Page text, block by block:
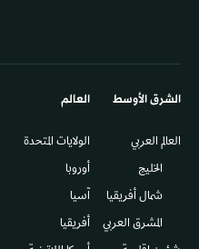
الشرق الأوسط​
العالم العربي
الخليج
شمال أفريقيا
المشرق العربي
العالم
الولايات المتحدة
أوروبا
آسيا
أفريقيا